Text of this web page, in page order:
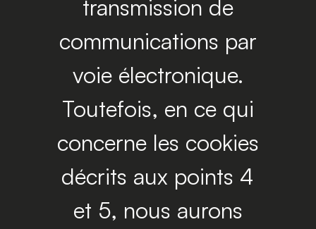
transmission de
communications par
voie électronique.
Toutefois, en ce qui
concerne les cookies
décrits aux points 4
et 5, nous aurons